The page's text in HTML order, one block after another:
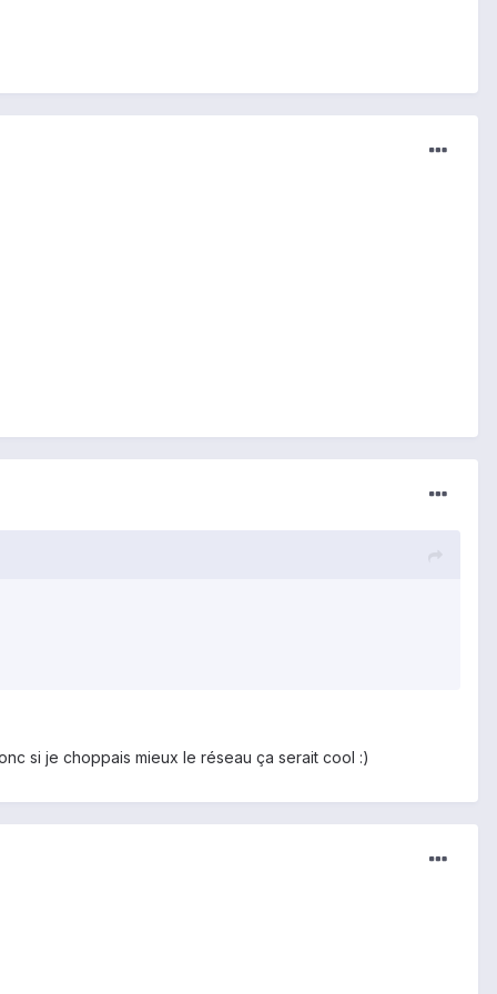
si je choppais mieux le réseau ça serait cool :)